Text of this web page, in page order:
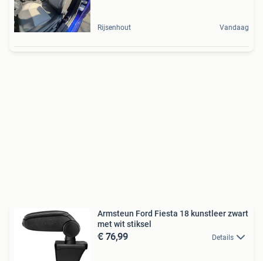
Rijsenhout Vandaag
Armsteun Ford Fiesta 18 kunstleer zwart
met wit stiksel
€ 76,99 Details